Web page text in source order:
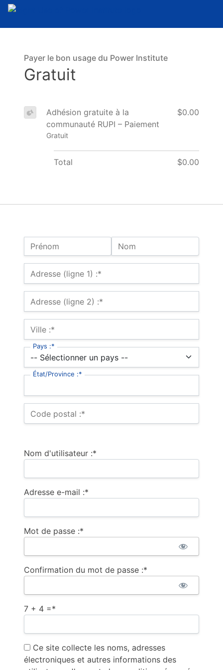
Adresse de facturation
Prénom Nom
Adresse de facturation
Adresse (ligne 1) :*
Adresse (ligne 2) :*
Ville :*
Pays :*
État/Province :*
Code postal :*
Nom d'utilisateur :*
Adresse e-mail :*
Mot de passe :*
Confirmation du mot de passe :*
7 + 4 =*
Ce site collecte les noms, adresses
électroniques et autres informations des
Payer le bon usage du Power Institute
Gratuit
Adhésion gratuite à la
communauté RUPI – Paiement
Gratuit
$0.00
Total $0.00